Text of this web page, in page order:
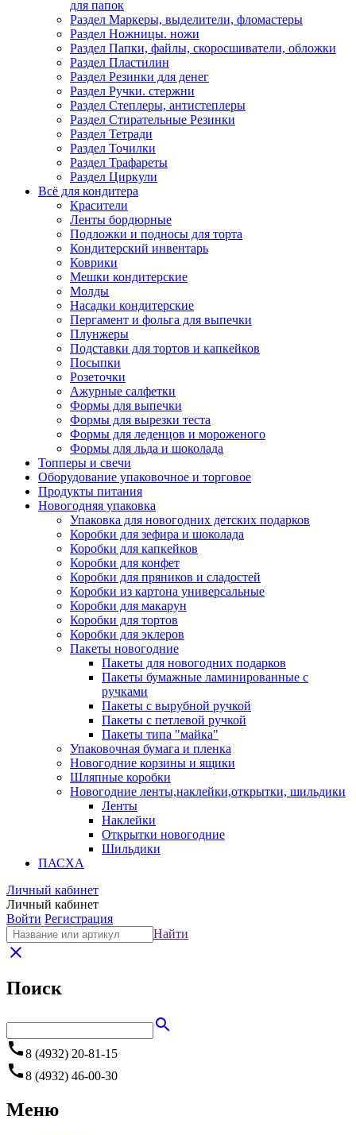
для папок
Раздел Маркеры, выделители, фломастеры
Раздел Ножницы. ножи
Раздел Папки, файлы, скоросшиватели, обложки
Раздел Пластилин
Раздел Резинки для денег
Раздел Ручки. стержни
Раздел Степлеры, антистеплеры
Раздел Стирательные Резинки
Раздел Тетради
Раздел Точилки
Раздел Трафареты
Раздел Циркули
Всё для кондитера
Красители
Ленты бордюрные
Подложки и подносы для торта
Кондитерский инвентарь
Коврики
Мешки кондитерские
Молды
Насадки кондитерские
Пергамент и фольга для выпечки
Плунжеры
Подставки для тортов и капкейков
Посыпки
Розеточки
Ажурные салфетки
Формы для выпечки
Формы для вырезки теста
Формы для леденцов и мороженого
Формы для льда и шоколада
Топперы и свечи
Оборудование упаковочное и торговое
Продукты питания
Новогодняя упаковка
Упаковка для новогодних детских подарков
Коробки для зефира и шоколада
Коробки для капкейков
Коробки для конфет
Коробки для пряников и сладостей
Коробки из картона универсальные
Коробки для макарун
Коробки для тортов
Коробки для эклеров
Пакеты новогодние
Пакеты для новогодних подарков
Пакеты бумажные ламинированные с
ручками
Пакеты с вырубной ручкой
Пакеты с петлевой ручкой
Пакеты типа "майка"
Упаковочная бумага и пленка
Новогодние корзины и ящики
Шляпные коробки
Новогодние ленты,наклейки,открытки, шильдики
Ленты
Наклейки
Открытки новогодние
Шильдики
ПАСХА
Личный кабинет
Личный кабинет
Войти Регистрация
Найти
close
Поиск
search
call8 (4932) 20-81-15
call8 (4932) 46-00-30
Меню